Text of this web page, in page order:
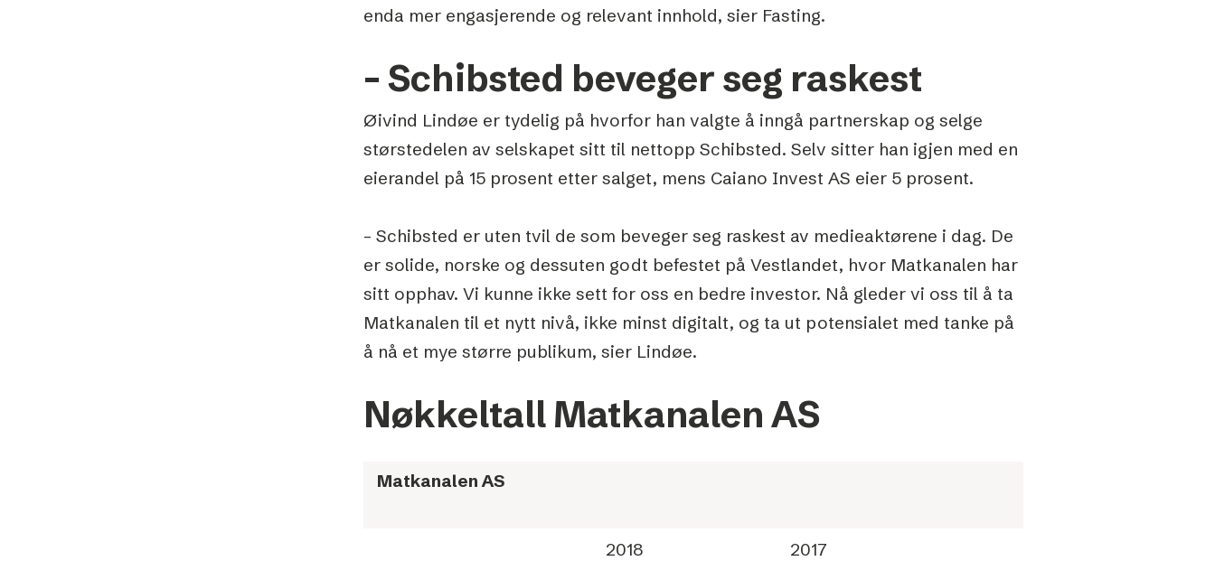
enda mer engasjerende og relevant innhold, sier Fasting.
– Schibsted beveger seg raskest
Øivind Lindøe er tydelig på hvorfor han valgte å inngå partnerskap og selge
størstedelen av selskapet sitt til nettopp Schibsted. Selv sitter han igjen med en
eierandel på 15 prosent etter salget, mens Caiano Invest AS eier 5 prosent.
– Schibsted er uten tvil de som beveger seg raskest av medieaktørene i dag. De
er solide, norske og dessuten godt befestet på Vestlandet, hvor Matkanalen har
sitt opphav. Vi kunne ikke sett for oss en bedre investor. Nå gleder vi oss til å ta
Matkanalen til et nytt nivå, ikke minst digitalt, og ta ut potensialet med tanke på
å nå et mye større publikum, sier Lindøe.
Nøkkeltall Matkanalen AS
Matkanalen AS
2018 2017